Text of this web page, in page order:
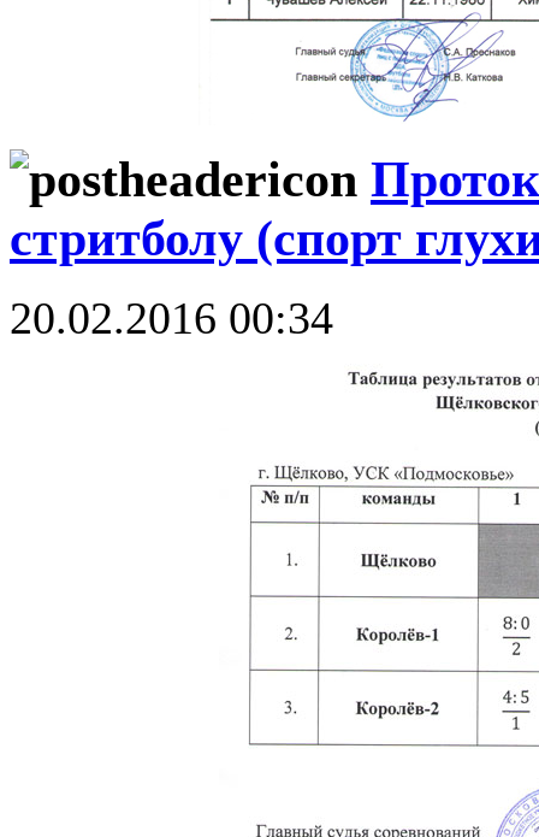
стритболу (спорт
20.02.2016 00:34